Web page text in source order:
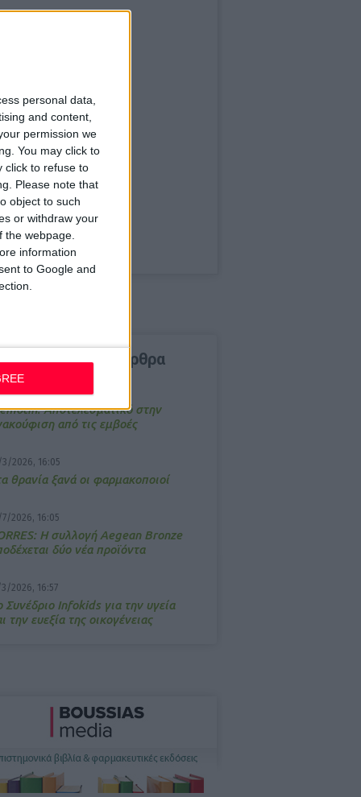
personal data,
and content,
permission we
You may click to
click to refuse to
Please note that
object to such
or withdraw your
webpage.
information
to Google and
δημοφιλέστερα άρθρα
2026, 17:25
Αποτελεσματικό στην
από τις εμβοές
3/2026, 16:05
θρανία ξανά οι φαρμακοποιοί
7/2026, 16:05
Η συλλογή Aegean Bronze
δύο νέα προϊόντα
3/2026, 16:57
Συνέδριο Infokids για την υγεία
την ευεξία της οικογένειας